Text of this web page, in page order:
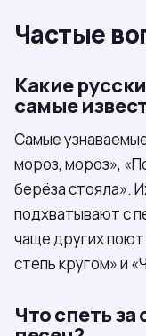
Частые
Какие
самые
Самые
мороз, мороз»,
берёза стояла».
подхватывают с
чаще других
степь кругом» и
Что спеть